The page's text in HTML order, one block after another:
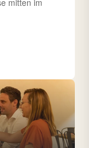
mitten im